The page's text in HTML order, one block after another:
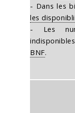
- Dans les
les
- Les
BNF.